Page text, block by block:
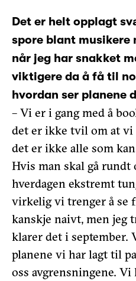
Det er helt opplagt
spore blant musikere
når jeg har snakket
viktigere da å få til
hvordan ser planene
– Vi er i gang med å
det er ikke tvil om at
det er ikke alle som
Hvis man skal gå rundt
hverdagen ekstremt
virkelig vi trenger å se
kanskje naivt, men jeg
klarer det i september.
planene vi har lagt til
oss avgrensningene. Vi